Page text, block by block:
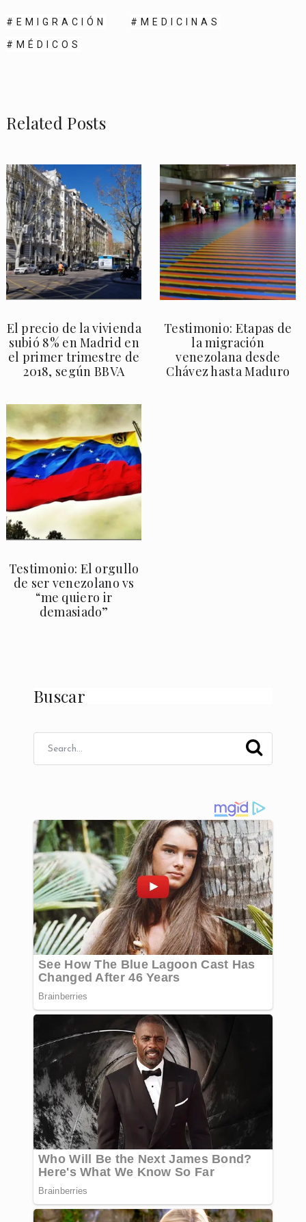
EMIGRACIÓN MEDICINAS
MÉDICOS
Related Posts
El precio de la vivienda
subió 8% en Madrid en
el primer trimestre de
2018, según BBVA
Testimonio: Etapas de
la migración
venezolana desde
Chávez hasta Maduro
Testimonio: El orgullo
de ser venezolano vs
“me quiero ir
demasiado”
Buscar